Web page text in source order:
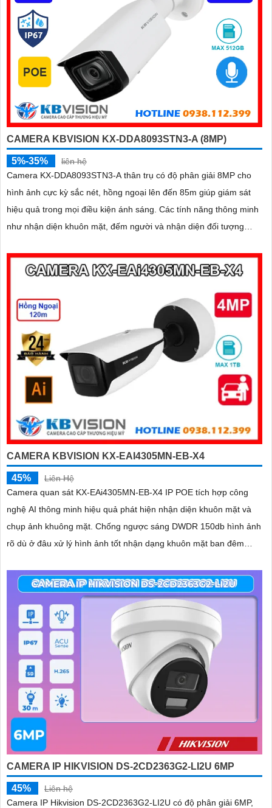
CAMERA KBVISION KX-DDA8093STN3-A (8MP)
5%-35%
liên hệ
Camera KX-DDA8093STN3-A thân trụ có độ phân giải 8MP cho
hình ảnh cực kỳ sắc nét, hồng ngoại lên đến 85m giúp giám sát
hiệu quả trong mọi điều kiện ánh sáng. Các tính năng thông minh
như nhận diện khuôn mặt, đếm người và nhận diện đối tượng
được bảo vệ với chuẩn IP67, IK10 và hỗ trợ PoE, camera đảm
bảo hoạt động ổn định
CAMERA KBVISION KX-EAI4305MN-EB-X4
45%
Liên Hệ
Camera quan sát KX-EAi4305MN-EB-X4 IP POE tích hợp công
nghệ AI thông minh hiệu quả phát hiện nhận diện khuôn mặt và
chụp ảnh khuông mặt. Chống ngược sáng DWDR 150db hình ảnh
rõ dù ở đâu xử lý hình ảnh tốt nhận dạng khuôn mặt ban đêm
CAMERA IP HIKVISION DS-2CD2363G2-LI2U 6MP
45%
Liên hệ
Camera IP Hikvision DS-2CD2363G2-LI2U có độ phân giải 6MP,